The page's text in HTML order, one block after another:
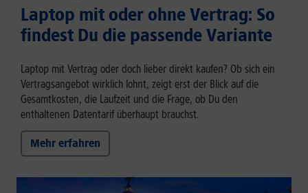
Laptop mit oder ohne Vertrag: So
findest Du die passende Variante
Laptop mit Vertrag oder doch lieber direkt kaufen? Ob sich ein
Vertragsangebot wirklich lohnt, zeigt erst der Blick auf die
Gesamtkosten, die Laufzeit und die Frage, ob Du den
enthaltenen Datentarif überhaupt brauchst.
Mehr erfahren